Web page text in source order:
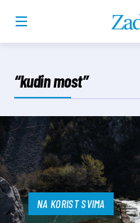
“kudin most”
NA KORIST SVIMA